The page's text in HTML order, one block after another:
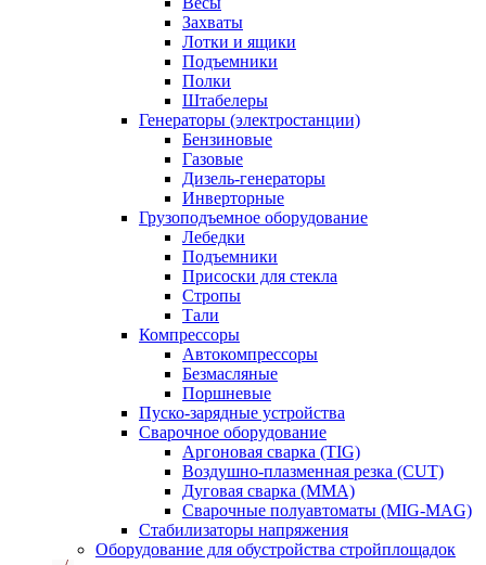
Захваты
Лотки и ящики
Подъемники
Полки
Штабелеры
Генераторы (электростанции)
Бензиновые
Газовые
Дизель-генераторы
Инверторные
Грузоподъемное оборудование
Лебедки
Подъемники
Присоски для стекла
Стропы
Тали
Компрессоры
Автокомпрессоры
Безмасляные
Поршневые
Пуско-зарядные устройства
Сварочное оборудование
Аргоновая сварка (TIG)
Воздушно-плазменная резка (CUT)
Дуговая сварка (ММА)
Сварочные полуавтоматы (MIG-MAG)
Стабилизаторы напряжения
Оборудование для обустройства стройплощадок